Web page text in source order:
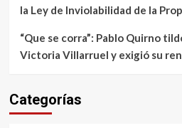
la Ley de Inviolabilidad de la
“Que se corra”: Pablo Quirno
Victoria Villarruel y exigió su
Categorías